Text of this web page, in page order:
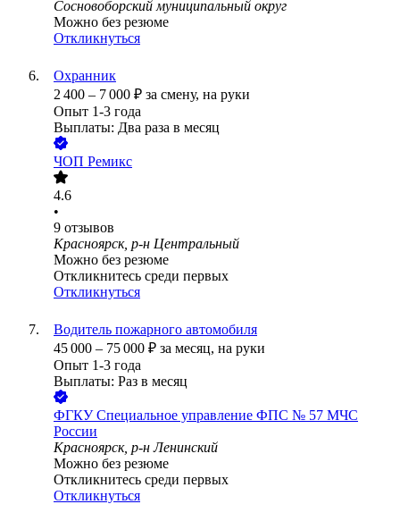
Сосновоборский муниципальный округ
Можно без резюме
Откликнуться
Охранник
2 400 – 7 000 ₽ за смену, на руки
Опыт 1-3 года
Выплаты: Два раза в месяц
ЧОП Ремикс
4.6
•
9 отзывов
Красноярск, р-н Центральный
Можно без резюме
Откликнитесь среди первых
Откликнуться
Водитель пожарного автомобиля
45 000 – 75 000 ₽ за месяц, на руки
Опыт 1-3 года
Выплаты: Раз в месяц
ФГКУ Специальное управление ФПС № 57 МЧС
России
Красноярск, р-н Ленинский
Можно без резюме
Откликнитесь среди первых
Откликнуться